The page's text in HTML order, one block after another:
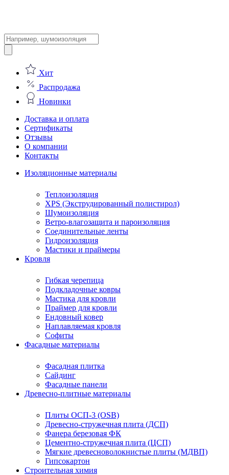
Поиск
товаров
Хит
Распродажа
Новинки
Доставка и оплата
Сертификаты
Отзывы
О компании
Контакты
Изоляционные материалы
Теплоизоляция
XPS (Экструдированный полистирол)
Шумоизоляция
Ветро-влагозащита и пароизоляция
Соединительные ленты
Гидроизоляция
Мастики и праймеры
Кровля
Гибкая черепица
Подкладочные ковры
Мастика для кровли
Праймер для кровли
Ендовный ковер
Наплавляемая кровля
Софиты
Фасадные материалы
Фасадная плитка
Сайдинг
Фасадные панели
Древесно-плитные материалы
Плиты ОСП-3 (OSB)
Древесно-стружечная плита (ДСП)
Фанера березовая ФК
Цементно-стружечная плита (ЦСП)
Мягкие древесноволокнистые плиты (МДВП)
Гипсокартон
Строительная химия